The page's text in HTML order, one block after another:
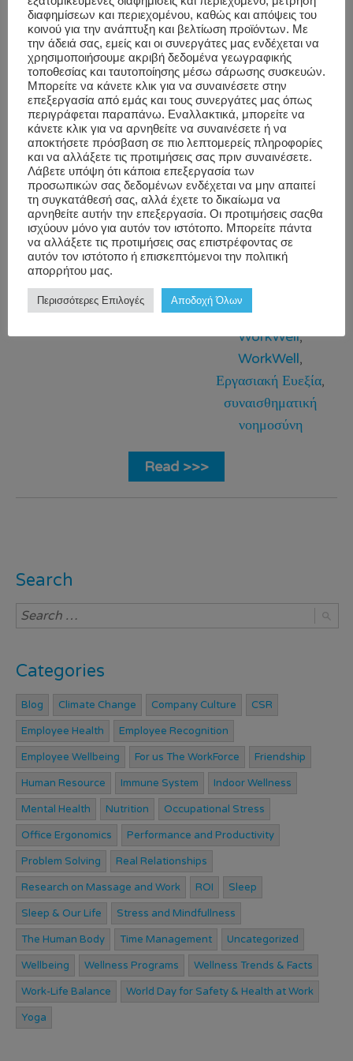
[…]
Workwell
Company
Culture,
Employee
Wellbeing,For
us The
WorkForce,
Stress and
Mindfullness,
Uncategorized
Company
Culture
corporate
wellness,Deep
Breathing,
emotional
intelligence
employee
wellbeing,
Mindfullness
Office Yoga
WorkWell,
WorkWell,
Εργασιακή Ευεξία,
συναισθηματική
νοημοσύνη
Read >>>
Search
Categories
Blog Climate Change Company Culture CSR
Employee Health Employee Recognition
Employee Wellbeing For us The WorkForce Friendship
Human Resource Immune System Indoor Wellness
Mental Health Nutrition Occupational Stress
Office Ergonomics Performance and Productivity
Problem Solving Real Relationships
Research on Massage and Work ROI Sleep
Sleep & Our Life Stress and Mindfullness
The Human Body Time Management Uncategorized
Wellbeing Wellness Programs Wellness Trends & Facts
Work-Life Balance World Day for Safety & Health at Work
Yoga
διαφημίσεων και περιεχομένου, καθώς και απόψεις του
κοινού για την ανάπτυξη και βελτίωση προϊόντων. Με
την άδειά σας, εμείς και οι συνεργάτες μας ενδέχεται να
χρησιμοποιήσουμε ακριβή δεδομένα γεωγραφικής
τοποθεσίας και ταυτοποίησης μέσω σάρωσης συσκευών.
Μπορείτε να κάνετε κλικ για να συναινέσετε στην
επεξεργασία από εμάς και τους συνεργάτες μας όπως
περιγράφεται παραπάνω. Εναλλακτικά, μπορείτε να
κάνετε κλικ για να αρνηθείτε να συναινέσετε ή να
αποκτήσετε πρόσβαση σε πιο λεπτομερείς πληροφορίες
και να αλλάξετε τις προτιμήσεις σας πριν συναινέσετε.
Λάβετε υπόψη ότι κάποια επεξεργασία των
προσωπικών σας δεδομένων ενδέχεται να μην απαιτεί
τη συγκατάθεσή σας, αλλά έχετε το δικαίωμα να
αρνηθείτε αυτήν την επεξεργασία. Οι προτιμήσεις σαςθα
ισχύουν μόνο για αυτόν τον ιστότοπο. Μπορείτε πάντα
να αλλάξετε τις προτιμήσεις σας επιστρέφοντας σε
αυτόν τον ιστότοπο ή επισκεπτόμενοι την πολιτική
απορρήτου μας.
Περισσότερες Επιλογές Αποδοχή Όλων